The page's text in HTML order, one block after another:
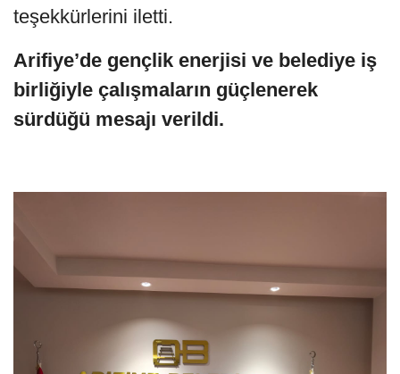
teşekkürlerini iletti.
Arifiye’de gençlik enerjisi ve belediye iş
birliğiyle çalışmaların güçlenerek
sürdüğü mesajı verildi.